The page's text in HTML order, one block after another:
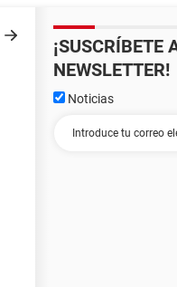
¡SUSCRÍBETE
NEWSLETTER!
Noticias